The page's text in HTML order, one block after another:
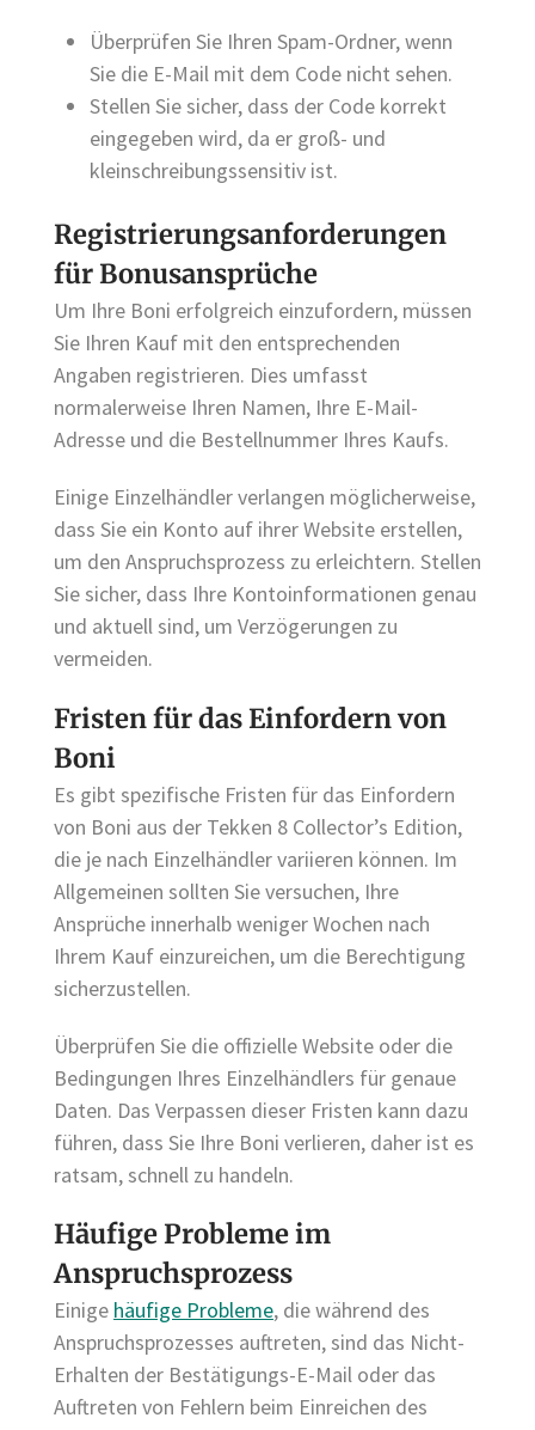
Überprüfen Sie Ihren Spam-Ordner, wenn
Sie die E-Mail mit dem Code nicht sehen.
Stellen Sie sicher, dass der Code korrekt
eingegeben wird, da er groß- und
kleinschreibungssensitiv ist.
Registrierungsanforderungen
für Bonusansprüche
Um Ihre Boni erfolgreich einzufordern, müssen
Sie Ihren Kauf mit den entsprechenden
Angaben registrieren. Dies umfasst
normalerweise Ihren Namen, Ihre E-Mail-
Adresse und die Bestellnummer Ihres Kaufs.
Einige Einzelhändler verlangen möglicherweise,
dass Sie ein Konto auf ihrer Website erstellen,
um den Anspruchsprozess zu erleichtern. Stellen
Sie sicher, dass Ihre Kontoinformationen genau
und aktuell sind, um Verzögerungen zu
vermeiden.
Fristen für das Einfordern von
Boni
Es gibt spezifische Fristen für das Einfordern
von Boni aus der Tekken 8 Collector’s Edition,
die je nach Einzelhändler variieren können. Im
Allgemeinen sollten Sie versuchen, Ihre
Ansprüche innerhalb weniger Wochen nach
Ihrem Kauf einzureichen, um die Berechtigung
sicherzustellen.
Überprüfen Sie die offizielle Website oder die
Bedingungen Ihres Einzelhändlers für genaue
Daten. Das Verpassen dieser Fristen kann dazu
führen, dass Sie Ihre Boni verlieren, daher ist es
ratsam, schnell zu handeln.
Häufige Probleme im
Anspruchsprozess
Einige häufige Probleme, die während des
Anspruchsprozesses auftreten, sind das Nicht-
Erhalten der Bestätigungs-E-Mail oder das
Auftreten von Fehlern beim Einreichen des